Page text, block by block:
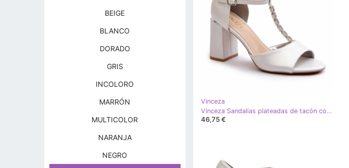
Vinceza
Vinceza Sandalias plateadas de tacón con circonitas plata
46,75 €
BEIGE
BLANCO
DORADO
GRIS
INCOLORO
MARRÓN
MULTICOLOR
NARANJA
NEGRO